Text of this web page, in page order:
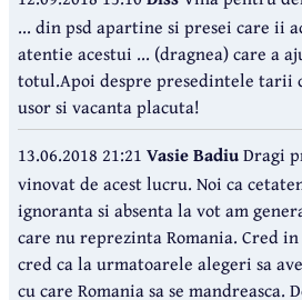
... din psd apartine si presei care ii
atentie acestui ... (dragnea) care a
totul.Apoi despre presedintele tarii
usor si vacanta placuta!
13.06.2018 21:21 Vasie BadiuDragi
vinovat de acest lucru. Noi ca
ignoranta si absenta la vot am
care nu reprezinta Romania. Cred
cred ca la urmatoarele alegeri sa
cu care Romania sa se mandreasca.